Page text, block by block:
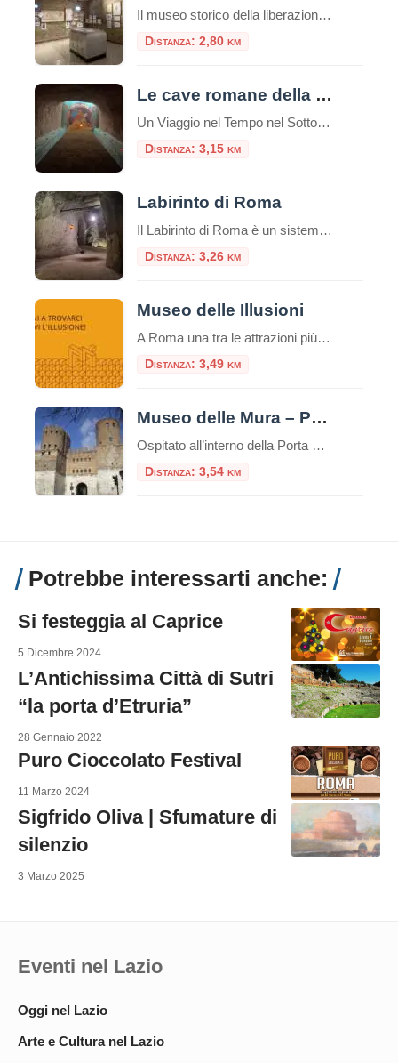
Il museo storico della liberazione a Roma è un luogo di memoria e testimonianza della lotta per la libertà e la democrazia durante il periodo dell’occupazione nazista nella capitale italiana. Questa struttura è stata inaugurata nel 1955 e si trova nel cuore del quartiere Esquilino, nel centro storico della città. Appena entrati nel museo, ci […]
Distanza: 2,80 km
Le cave romane della Caffarella
Un Viaggio nel Tempo nel Sottosuolo di Roma Nel cuore pulsante di Roma, celato all’interno della splendida cornice naturale del Parco Regionale dell’Appia Antica, si nasconde un tesoro di storia e mistero: le Cave Romane della Caffarella. Questo affascinante complesso ipogeo offre un’esperienza di viaggio unica, portando i visitatori a esplorare un mondo sotterraneo che […]
Distanza: 3,15 km
Labirinto di Roma
Il Labirinto di Roma è un sistema di gallerie sotterranee che si estende per circa 5 km, di cui 1,5 km sono accessibili al pubblico tramite visite guidate a piedi o in bicicletta. Queste gallerie furono originariamente scavate a partire dal I secolo d.C. per l’estrazione di materiali da costruzione, come la pozzolana, utilizzati nella […]
Distanza: 3,26 km
Museo delle Illusioni
A Roma una tra le attrazioni più insolite, divertenti e interessanti del mondo: il Museo delle Illusioni. Dal 12 novembre la venue internazionale sarà aperta al pubblico della capitale, in via Merulana 17. Roma è infatti la 38° città nel mondo – la seconda in Italia dopo Milano – ad avere una sede del museo interattivo […]
Distanza: 3,49 km
Museo delle Mura – Porta San Sebastiano
Ospitato all’interno della Porta San Sebastiano delle mura Aureliane, il Museo delle Mura è stato realizzato nel 1990 ed offre ai visitatori un itinerario didattico che ripercorre la storia delle fortificazioni della città, dall’età regia e re
Distanza: 3,54 km
Potrebbe interessarti anche:
Si festeggia al Caprice
5 Dicembre 2024
L’Antichissima Città di Sutri
“la porta d’Etruria”
28 Gennaio 2022
Puro Cioccolato Festival
11 Marzo 2024
Sigfrido Oliva | Sfumature di
silenzio
3 Marzo 2025
Eventi nel Lazio
Oggi nel Lazio
Arte e Cultura nel Lazio